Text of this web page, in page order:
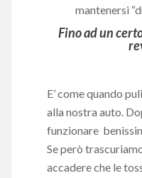
mantenersi
Fino ad un
E’ come quando
alla nostra auto.
funzionare
Se però
accadere che le